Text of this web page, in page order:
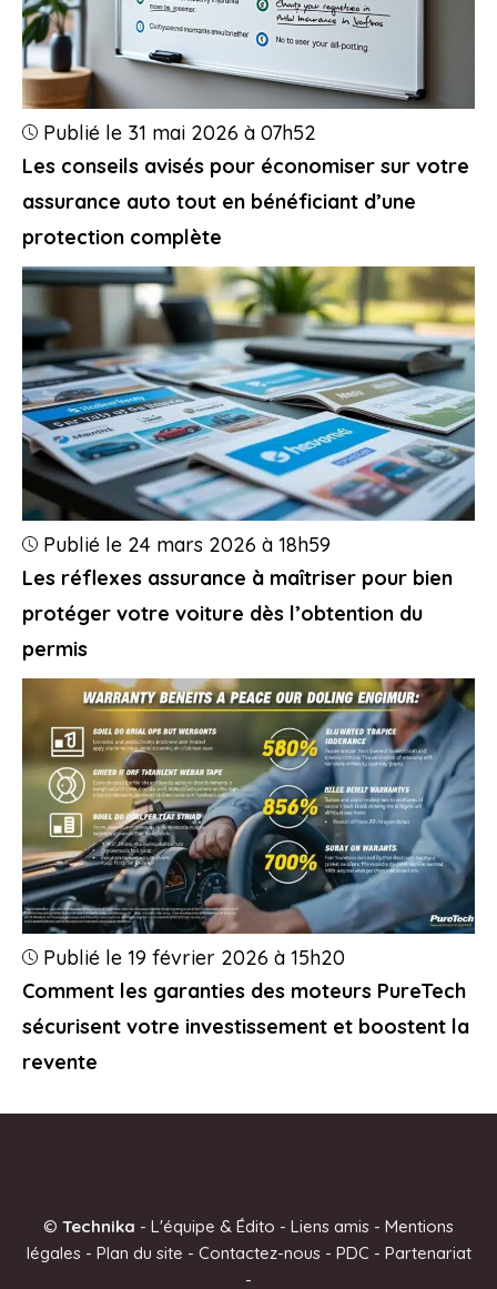
Les conseils avisés pour économiser sur votre
assurance auto tout en bénéficiant d’une
protection complète
Publié le 31 mai 2026 à 07h52
Les réflexes assurance à maîtriser pour bien
protéger votre voiture dès l’obtention du
permis
Publié le 24 mars 2026 à 18h59
Comment les garanties des moteurs PureTech
sécurisent votre investissement et boostent la
revente
Publié le 19 février 2026 à 15h20
© Technika - L'équipe & Édito - Liens amis - Mentions
légales- Plan du site - Contactez-nous- PDC - Partenariat
-